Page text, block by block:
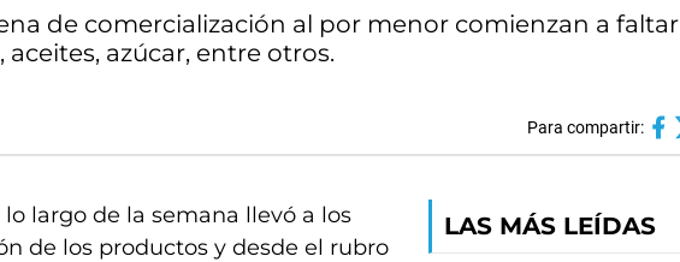
de comercialización al por menor comienzan a faltar
azúcar, entre otros.
Para compartir:
largo de la semana llevó a los
de los productos y desde el rubro
LAS MÁS LEÍDAS